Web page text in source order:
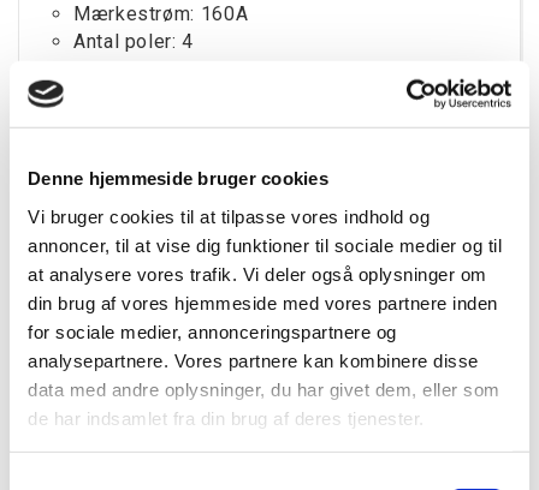
Denne hjemmeside bruger cookies
Vi bruger cookies til at tilpasse vores indhold og
annoncer, til at vise dig funktioner til sociale medier og til
at analysere vores trafik. Vi deler også oplysninger om
din brug af vores hjemmeside med vores partnere inden
for sociale medier, annonceringspartnere og
analysepartnere. Vores partnere kan kombinere disse
data med andre oplysninger, du har givet dem, eller som
de har indsamlet fra din brug af deres tjenester.
Mærkestrøm: 160A
Antal poler: 4
Nominel driftsstrøm ved AC-23, 400 V [kW]: 80
Nominel kortslutningsstrøm lq [kA]: 100
Overholdelse af standarder: IEC 60947-3
Tilbehør